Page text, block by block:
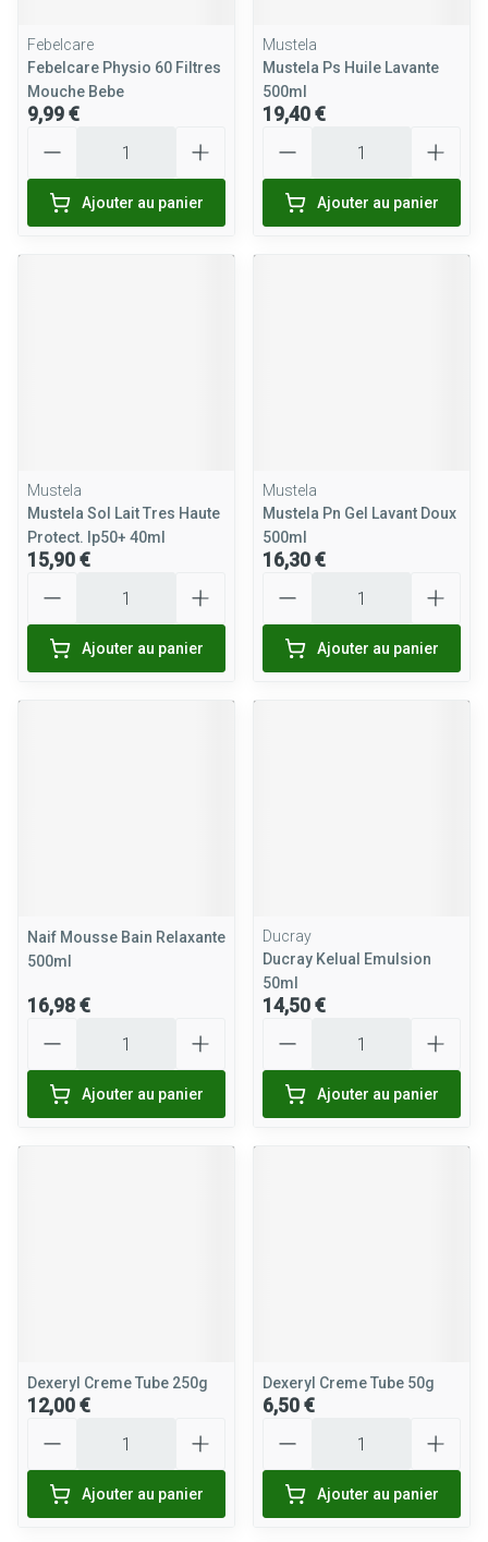
Febelcare
Febelcare Physio 60 Filtres
Mouche Bebe
9,99 €
Ajouter au panier
Mustela
Mustela Ps Huile Lavante
500ml
19,40 €
Ajouter au panier
Mustela
Mustela Sol Lait Tres Haute
Protect. Ip50+ 40ml
15,90 €
Ajouter au panier
Mustela
Mustela Pn Gel Lavant Doux
500ml
16,30 €
Ajouter au panier
Naif Mousse Bain Relaxante
500ml
16,98 €
Ajouter au panier
Ducray
Ducray Kelual Emulsion
50ml
14,50 €
Ajouter au panier
Dexeryl Creme Tube 250g
12,00 €
Ajouter au panier
Dexeryl Creme Tube 50g
6,50 €
Ajouter au panier